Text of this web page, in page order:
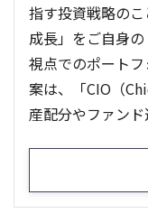
指す投資戦略の
成長」をご自身
視点でのポート
案は、「CIO（
産配分やファンド